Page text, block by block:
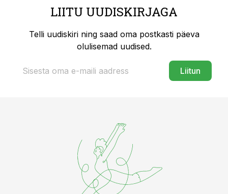
LIITU UUDISKIRJAGA
Telli uudiskiri ning saad oma postkasti päeva
olulisemad uudised.
Liitun